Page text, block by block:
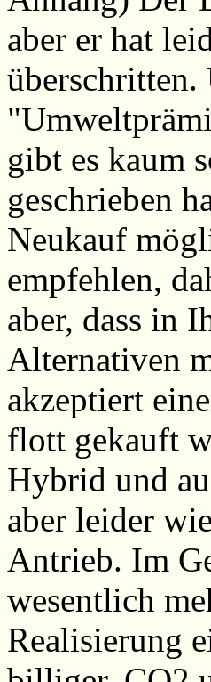
aber er hat
überschritten.
gibt es kaum
geschrieben
Neukauf
empfehlen,
aber, dass in
Alternativen
akzeptiert
flott gekauft
Hybrid und
aber leider
Antrieb. Im
wesentlich
Realisierung